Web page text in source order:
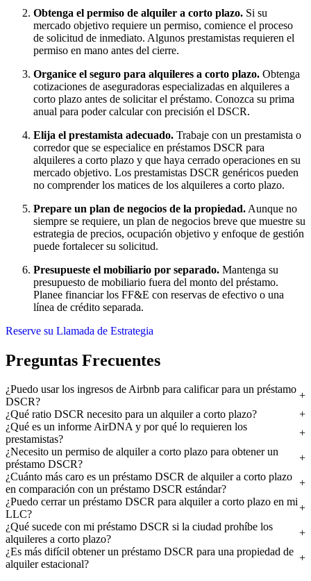
Obtenga el permiso de alquiler a corto plazo. Si su
mercado objetivo requiere un permiso, comience el proceso
de solicitud de inmediato. Algunos prestamistas requieren el
permiso en mano antes del cierre.
Organice el seguro para alquileres a corto plazo. Obtenga
cotizaciones de aseguradoras especializadas en alquileres a
corto plazo antes de solicitar el préstamo. Conozca su prima
anual para poder calcular con precisión el DSCR.
Elija el prestamista adecuado. Trabaje con un prestamista o
corredor que se especialice en préstamos DSCR para
alquileres a corto plazo y que haya cerrado operaciones en su
mercado objetivo. Los prestamistas DSCR genéricos pueden
no comprender los matices de los alquileres a corto plazo.
Prepare un plan de negocios de la propiedad. Aunque no
siempre se requiere, un plan de negocios breve que muestre su
estrategia de precios, ocupación objetivo y enfoque de gestión
puede fortalecer su solicitud.
Presupueste el mobiliario por separado. Mantenga su
presupuesto de mobiliario fuera del monto del préstamo.
Planee financiar los FF&E con reservas de efectivo o una
línea de crédito separada.
Reserve su Llamada de Estrategia
Preguntas Frecuentes
¿Puedo usar los ingresos de Airbnb para calificar para un préstamo
DSCR?
¿Qué ratio DSCR necesito para un alquiler a corto plazo?
¿Qué es un informe AirDNA y por qué lo requieren los
prestamistas?
¿Necesito un permiso de alquiler a corto plazo para obtener un
préstamo DSCR?
¿Cuánto más caro es un préstamo DSCR de alquiler a corto plazo
en comparación con un préstamo DSCR estándar?
¿Puedo cerrar un préstamo DSCR para alquiler a corto plazo en mi
LLC?
¿Qué sucede con mi préstamo DSCR si la ciudad prohíbe los
alquileres a corto plazo?
¿Es más difícil obtener un préstamo DSCR para una propiedad de
alquiler estacional?